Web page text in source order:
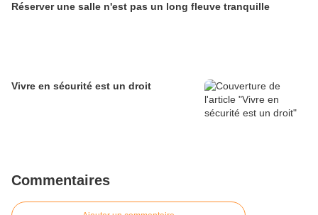
Réserver une salle n'est pas un long fleuve tranquille
Vivre en sécurité est un droit
Commentaires